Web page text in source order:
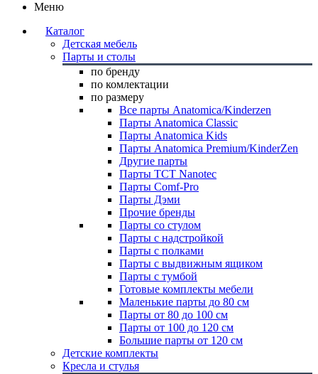
Меню
Каталог
Детская мебель
Парты и столы
по бренду
по комлектации
по размеру
Все парты Anatomica/Kinderzen
Парты Anatomica Classic
Парты Anatomica Kids
Парты Anatomica Premium/KinderZen
Другие парты
Парты TCT Nanotec
Парты Comf-Pro
Парты Дэми
Прочие бренды
Парты со стулом
Парты с надстройкой
Парты с полками
Парты с выдвижным ящиком
Парты с тумбой
Готовые комплекты мебели
Маленькие парты до 80 см
Парты от 80 до 100 см
Парты от 100 до 120 см
Большие парты от 120 см
Детские комплекты
Кресла и стулья